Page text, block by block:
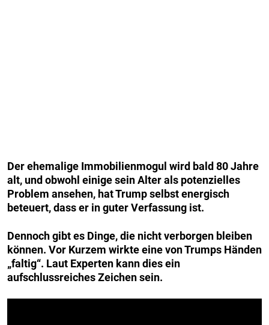
Der ehemalige Immobilienmogul wird bald 80 Jahre
alt, und obwohl einige sein Alter als potenzielles
Problem ansehen, hat Trump selbst energisch
beteuert, dass er in guter Verfassung ist.
Dennoch gibt es Dinge, die nicht verborgen bleiben
können. Vor Kurzem wirkte eine von Trumps Händen
„faltig“. Laut Experten kann dies ein
aufschlussreiches Zeichen sein.